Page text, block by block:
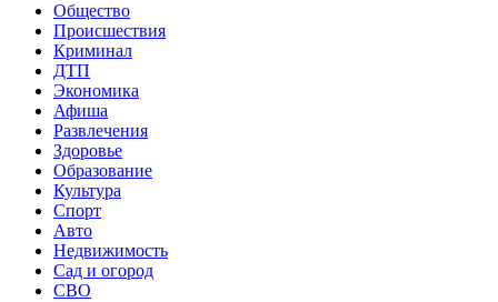
Общество
Происшествия
Криминал
ДТП
Экономика
Афиша
Развлечения
Здоровье
Образование
Культура
Спорт
Авто
Недвижимость
Сад и огород
СВО